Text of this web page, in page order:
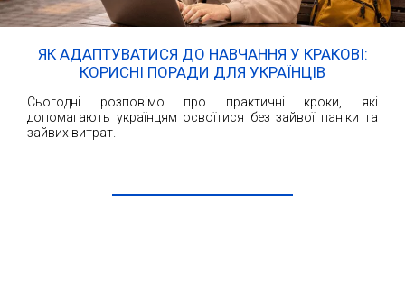
ЯК АДАПТУВАТИСЯ ДО НАВЧАННЯ У КРАКОВІ:
КОРИСНІ ПОРАДИ ДЛЯ УКРАЇНЦІВ
Сьогодні розповімо про практичні кроки, які
допомагають українцям освоїтися без зайвої паніки та
зайвих витрат.